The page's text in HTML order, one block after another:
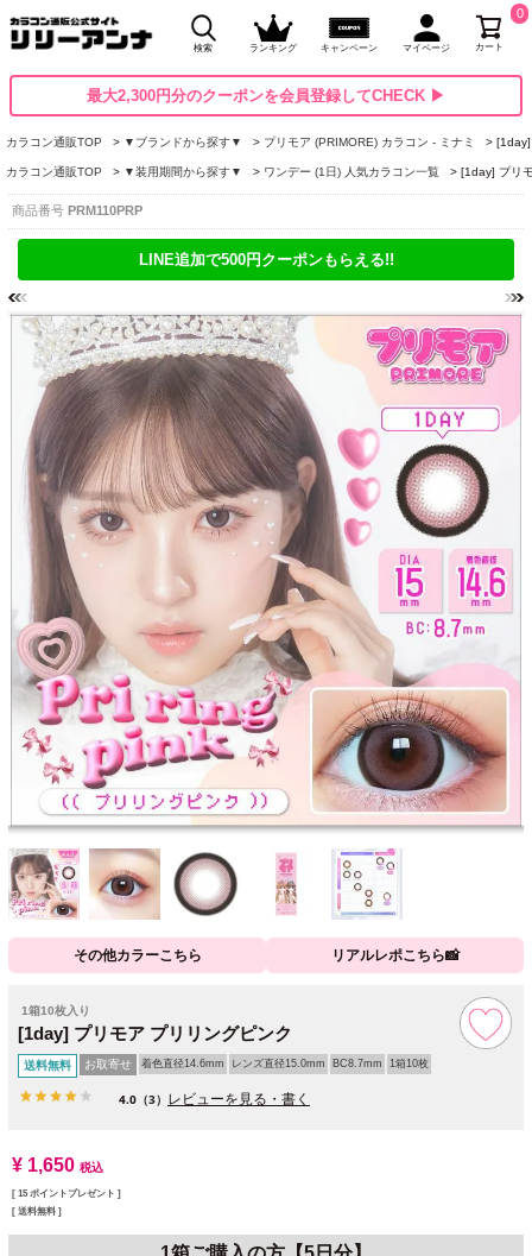
検索 ランキング キャンペーン マイページ カート
0
最大2,300円分のクーポンを会員登録してCHECK ▶
カラコン通販TOP ▼ブランドから探す▼ プリモア (PRIMORE) カラコン - ミナミ [1day]
カラコン通販TOP ▼装用期間から探す▼ ワンデー (1日) 人気カラコン一覧 [1day] プリ
商品番号 PRM110PRP
LINE追加で500円クーポンもらえる!!
その他カラーこちら リアルレポこちら📸
1箱10枚入り
[1day] プリモア プリリングピンク
送料無料 お取寄せ 着色直径14.6mm レンズ直径15.0mm BC8.7mm 1箱10枚
4.0 （3） レビューを見る・書く
¥ 1,650 税込
[ 15 ポイントプレゼント ]
送料無料